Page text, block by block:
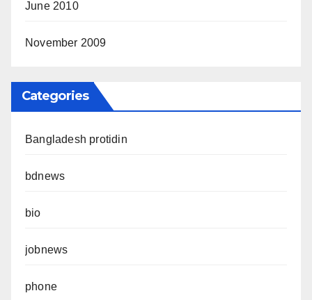
June 2010
November 2009
Categories
Bangladesh protidin
bdnews
bio
jobnews
phone